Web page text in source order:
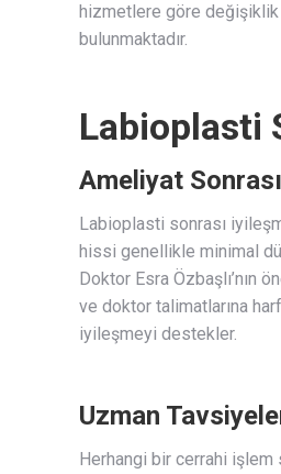
hizmetlere göre değişiklik
bulunmaktadır.
Labioplasti
Ameliyat
Labioplasti sonrası
hissi genellikle minimal
Doktor Esra Özbaşlı’nın
ve doktor talimatlarına
iyileşmeyi destekler.
Uzman
Herhangi bir cerrahi